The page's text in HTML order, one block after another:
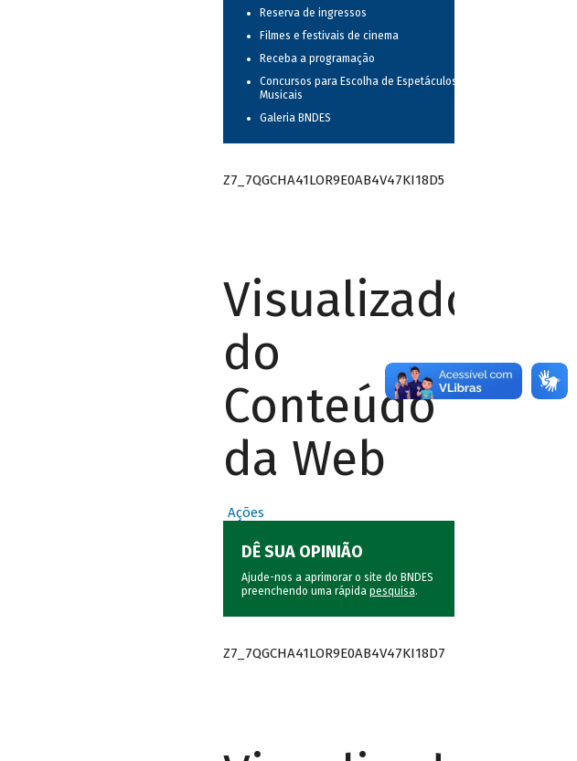
Reserva de ingressos
Filmes e festivais de cinema
Receba a programação
Concursos para Escolha de Espetáculos
Musicais
Galeria BNDES
Z7_7QGCHA41LOR9E0AB4V47KI18D5
Visualizador
do
Conteúdo
da Web
Ações
DÊ SUA OPINIÃO
Ajude-nos a aprimorar o site do BNDES
preenchendo uma rápida pesquisa.
Z7_7QGCHA41LOR9E0AB4V47KI18D7